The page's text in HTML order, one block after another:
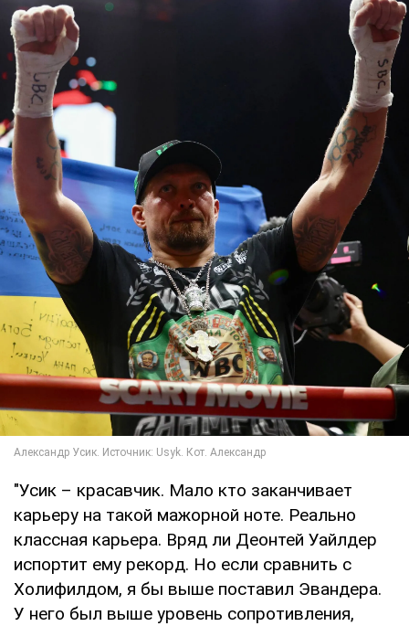
"Усик – красавчик. Мало кто заканчивает
карьеру на такой мажорной ноте. Реально
классная карьера. Вряд ли Деонтей Уайлдер
испортит ему рекорд. Но если сравнить с
Холифилдом, я бы выше поставил Эвандера.
У него был выше уровень сопротивления,